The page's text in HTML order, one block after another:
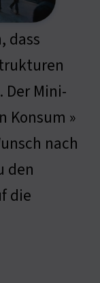
dass
Der Mini-
Konsum »
nach
den
die